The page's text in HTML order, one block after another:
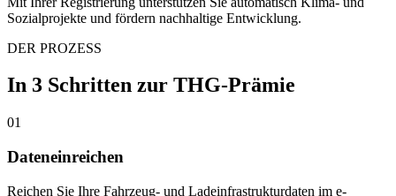
Sozialprojekte und fördern nachhaltige Entwicklung.
DER PROZESS
In 3 Schritten zur THG-Prämie
01
Dateneinreichen
Reichen Sie Ihre Fahrzeug- und Ladeinfrastrukturdaten im e-